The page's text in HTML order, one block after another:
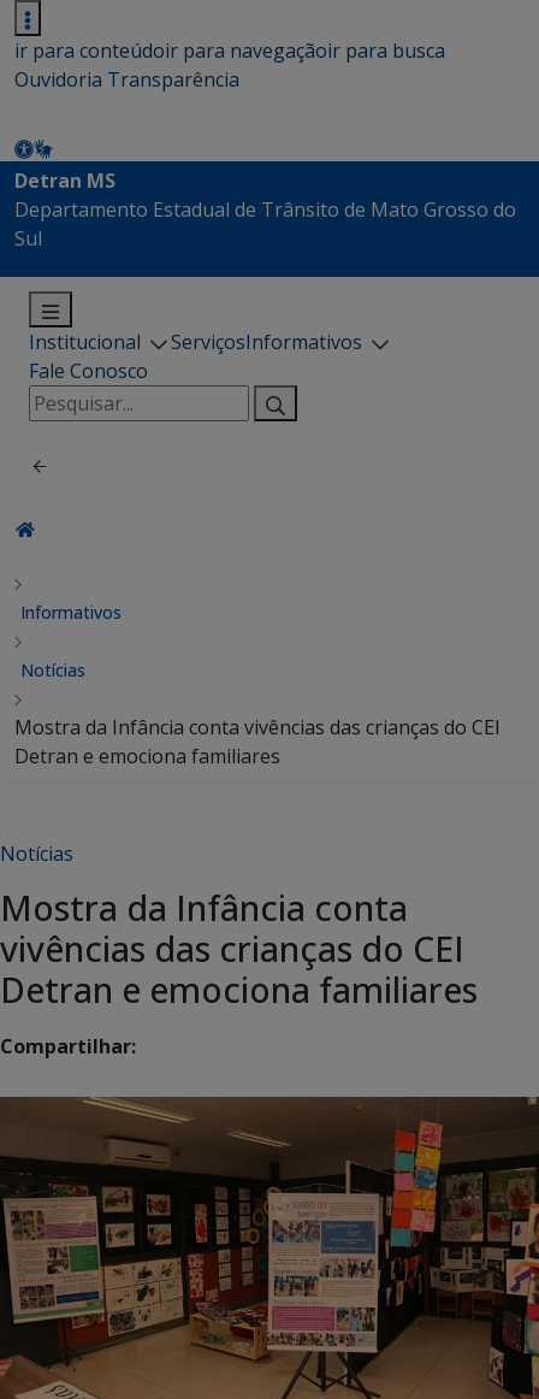
ir para conteúdoir para navegaçãoir para busca
Ouvidoria Transparência
Detran MS
Departamento Estadual de Trânsito de Mato Grosso do
Sul
Institucional ServiçosInformativos
Fale Conosco
Pesquisar
por:
Informativos
Notícias
Mostra da Infância conta vivências das crianças do CEI
Detran e emociona familiares
Notícias
Mostra da Infância conta
vivências das crianças do CEI
Detran e emociona familiares
Compartilhar: